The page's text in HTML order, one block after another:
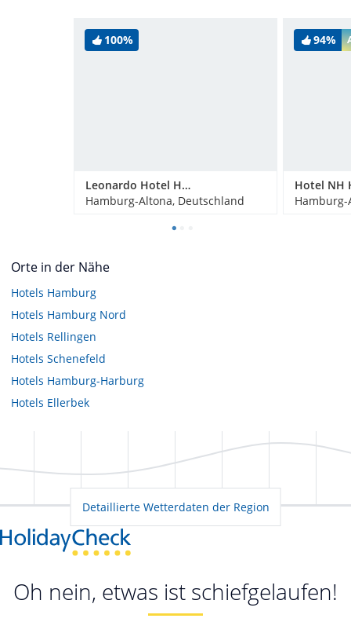
100%
Leonardo Hotel Hamburg Altona
Hamburg-Altona, Deutschland
94%
Orte in der Nähe
Hotels Hamburg
Hotels Hamburg Nord
Hotels Rellingen
Hotels Schenefeld
Hotels Hamburg-Harburg
Hotels Ellerbek
Detaillierte Wetterdaten der Region
Oh nein, etwas ist schiefgelaufen!